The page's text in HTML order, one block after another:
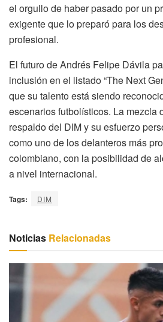
el orgullo de haber pasado por un
exigente que lo preparó para los
profesional.
El futuro de Andrés Felipe Dávila
inclusión en el listado “The Next
que su talento está siendo
escenarios futbolísticos. La mezcla
respaldo del DIM y su esfuerzo
como uno de los delanteros más
colombiano, con la posibilidad de
a nivel internacional.
Tags: DIM
Noticias Relacionadas